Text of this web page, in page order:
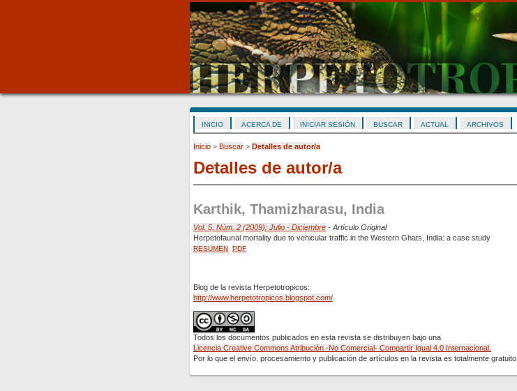
INICIO ACERCA DE INICIAR SESIÓN BUSCAR ACTUAL ARCHIVOS
Inicio > Buscar > Detalles de autor/a
Detalles de autor/a
Karthik, Thamizharasu, India
Vol. 5, Núm. 2 (2009): Julio - Diciembre - Artículo Original
Herpetofaunal mortality due to vehicular traffic in the Western Ghats, India: a case study
RESUMEN PDF
Blog de la revista Herpetotropicos:
http://www.herpetotropicos.blogspot.com/
Todos los documentos publicados en esta revista se distribuyen bajo una
Licencia Creative Commons Atribución -No Comercial- Compartir Igual 4.0 Internacional.
Por lo que el envío, procesamiento y publicación de artículos en la revista es totalmente gratuito.